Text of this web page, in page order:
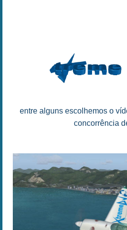
entre alguns escolhemos o
concorrência